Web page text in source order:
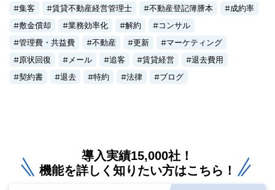
集客
賃貸不動産経営管理士 不動産登記簿謄本
成約率
敷金償却
業務効率化 解約
コンサル
管理費・共益費
不動産 更新
マーケティング
原状回復
メール 追客 賃貸経営
退去費用
契約書
退去 特約 法律 ブログ
導入実績15,000社！
機能を詳しく知りたい方はこちら！